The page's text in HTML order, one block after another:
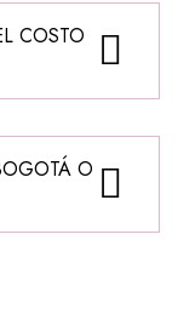
COSTO
O